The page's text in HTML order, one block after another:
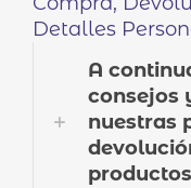
Detalles
A
consejos
nuestras